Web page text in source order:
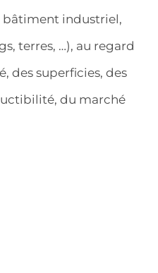
industriel,
terres, …), au regard
des superficies, des
du marché